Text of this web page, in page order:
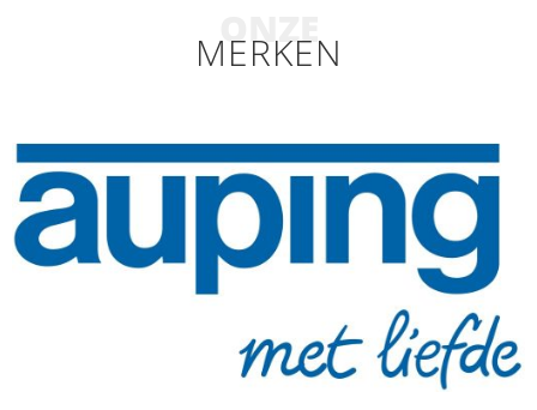
ONZE
MERKEN